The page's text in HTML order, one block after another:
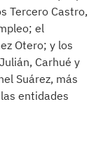
Tercero Castro,
el
Otero; y los
Carhué y
Suárez, más
entidades